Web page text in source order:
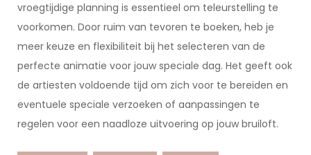
vroegtijdige planning is essentieel om teleurstelling te
voorkomen. Door ruim van tevoren te boeken, heb je
meer keuze en flexibiliteit bij het selecteren van de
perfecte animatie voor jouw speciale dag. Het geeft ook
de artiesten voldoende tijd om zich voor te bereiden en
eventuele speciale verzoeken of aanpassingen te
regelen voor een naadloze uitvoering op jouw bruiloft.